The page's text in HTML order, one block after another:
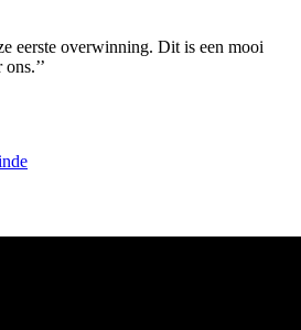
eerste overwinning. Dit is een mooi